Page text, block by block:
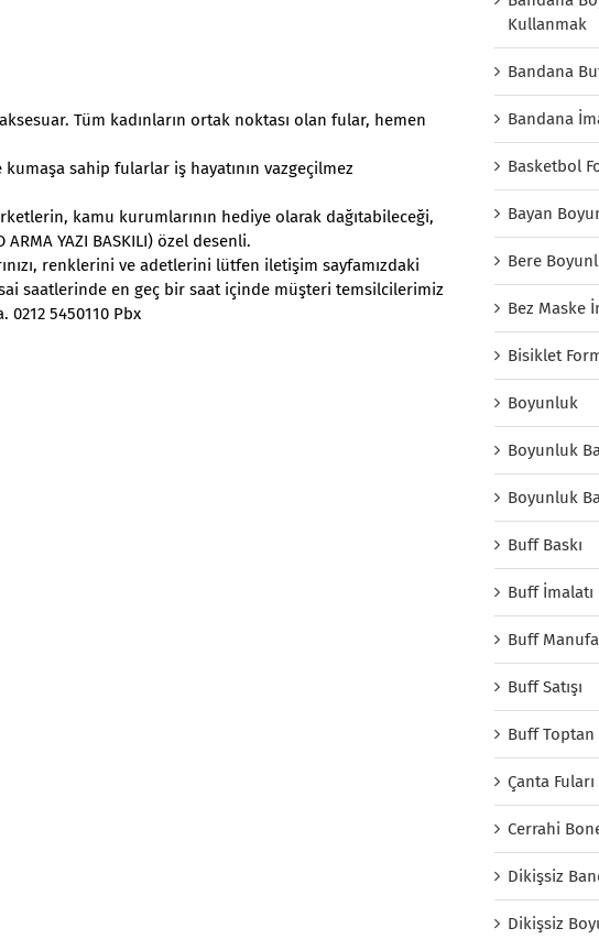
Tüm kadınların ortak noktası olan fular, hemen
sahip fularlar iş hayatının vazgeçilmez
kamu kurumlarının hediye olarak dağıtabileceği,
YAZI BASKILI) özel desenli.
renklerini ve adetlerini lütfen iletişim sayfamızdaki
saatlerinde en geç bir saat içinde müşteri temsilcilerimiz
0212 5450110 Pbx
Kullanmak
Bandana
Bandana
Basketbol
Bayan
Bere
Bez Maske
Bisiklet
Boyunluk
Boyunluk
Boyunluk
Buff Baskı
Buff İmalatı
Buff
Buff Satışı
Buff Toptan
Çanta Fuları
Cerrahi
Dikişsiz
Dikişsiz